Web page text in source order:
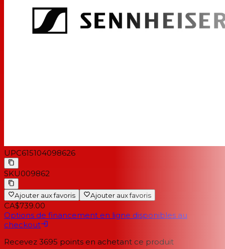
UPC615104098626
SKU009862
Ajouter aux favoris Ajouter aux favoris
CA$739.00
Options de financement en ligne disponibles au
checkout
Recevez 3695 points en achetant ce produit